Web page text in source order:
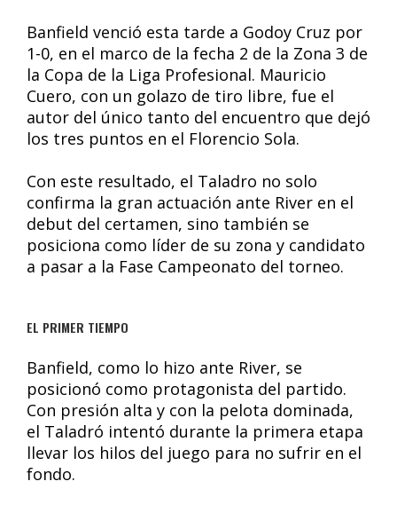
Banfield venció esta tarde a Godoy Cruz por
1-0, en el marco de la fecha 2 de la Zona 3 de
la Copa de la Liga Profesional. Mauricio
Cuero, con un golazo de tiro libre, fue el
autor del único tanto del encuentro que dejó
los tres puntos en el Florencio Sola.
Con este resultado, el Taladro no solo
confirma la gran actuación ante River en el
debut del certamen, sino también se
posiciona como líder de su zona y candidato
a pasar a la Fase Campeonato del torneo.
EL PRIMER TIEMPO
Banfield, como lo hizo ante River, se
posicionó como protagonista del partido.
Con presión alta y con la pelota dominada,
el Taladró intentó durante la primera etapa
llevar los hilos del juego para no sufrir en el
fondo.